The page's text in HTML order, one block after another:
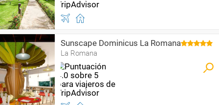
Sunscape Dominicus La Romana
La Romana